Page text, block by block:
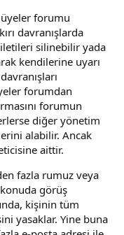
forumu
davranışlarda
silinebilir yada
kendilerine uyarı
forumdan
forumun
diğer yönetim
alabilir. Ancak
aittir.
fazla rumuz veya
görüş
kişinin tüm
yasaklar. Yine buna